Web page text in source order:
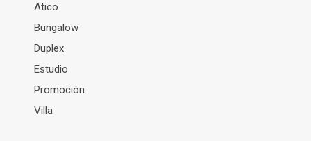
Atico
Bungalow
Duplex
Estudio
Promoción
Villa